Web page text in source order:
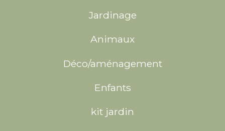
Jardinage
Animaux
Déco/aménagement
Enfants
kit jardin